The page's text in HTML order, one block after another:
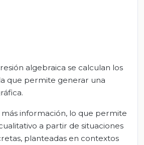
algebraica se calculan los
que permite generar una
información, lo que permite
a partir de situaciones
planteadas en contextos